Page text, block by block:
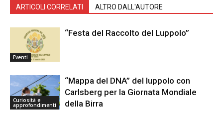
ARTICOLI CORRELATI ALTRO DALL'AUTORE
Eventi
“Festa del Raccolto del Luppolo”
Curiosità e
approfondimenti
“Mappa del DNA” del luppolo con
Carlsberg per la Giornata Mondiale
della Birra